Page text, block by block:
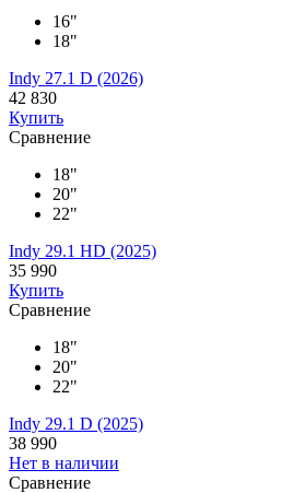
16"
18"
Indy 27.1 D (2026)
42 830
Купить
Сравнение
18"
20"
22"
Indy 29.1 HD (2025)
35 990
Купить
Сравнение
18"
20"
22"
Indy 29.1 D (2025)
38 990
Нет в наличии
Сравнение